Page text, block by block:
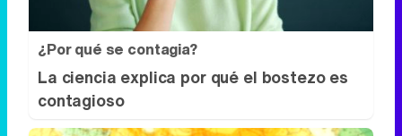
¿Por qué se contagia?
La ciencia explica por qué el bostezo es
contagioso